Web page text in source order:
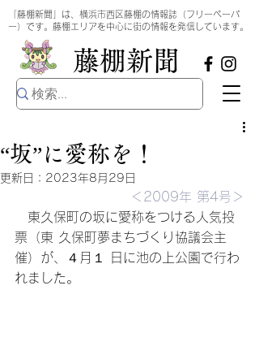
​藤棚新聞
「藤棚新聞」は、横浜市西区藤棚の情報誌（フリーペーパ
ー）です。藤棚エリアを中心に街の情報を発信しています。
“坂”に愛称を！
更新日： 2023年8月29日
＜2009年 第4号＞
東久保町の坂に愛称をつける人気投
票（東 久保町夢まちづくり協議会主
催）が、４月１ 日に池の上公園で行わ
れました。